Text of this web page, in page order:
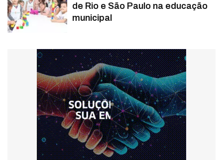
de Rio e São Paulo na educação
municipal